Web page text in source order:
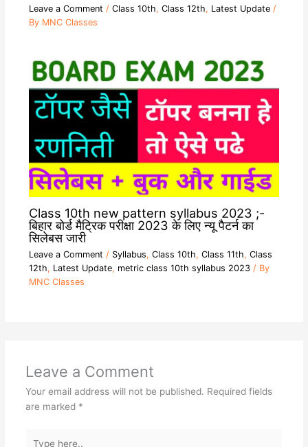
Leave a Comment / Class 10th, Class 12th, Latest Update/
By MNC Classes
Class 10th new pattern syllabus 2023 ;-
बिहार बोर्ड मैट्रिक परीक्षा 2023 के लिए न्यू पैटर्न का
सिलेबस जारी
Leave a Comment / Syllabus, Class 10th, Class 11th, Class
12th, Latest Update, metric class 10th syllabus 2023/ By
MNC Classes
Leave a Comment
Your email address will not be published. Required fields
are marked *